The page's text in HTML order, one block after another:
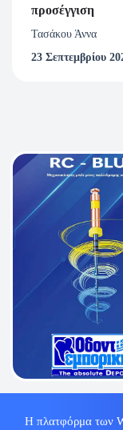
προσέγγιση
Τασάκου Άννα
23 Σεπτεμβρίου
Η πλατφόρμα των